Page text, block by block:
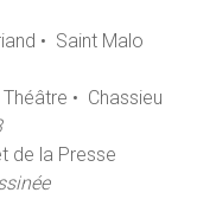
• Saint Malo
• Chassieu
de la Presse